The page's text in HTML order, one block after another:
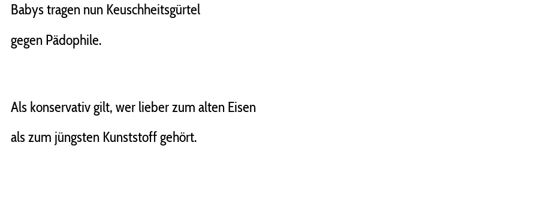
Babys tragen nun Keuschheitsgürtel
gegen Pädophile.
Als konservativ gilt, wer lieber zum alten Eisen
als zum jüngsten Kunststoff gehört.